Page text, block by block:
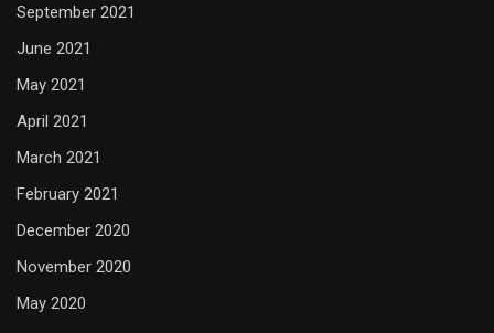
September 2021
June 2021
May 2021
April 2021
March 2021
February 2021
December 2020
November 2020
May 2020